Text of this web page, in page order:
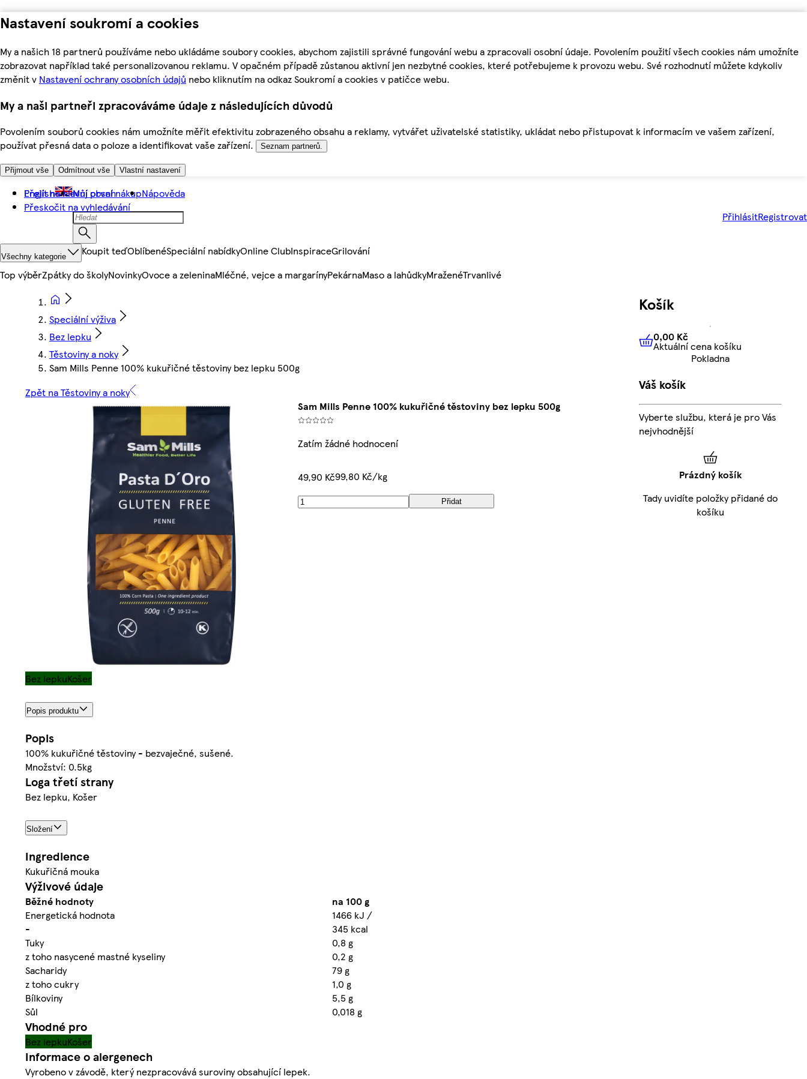
Nastavení soukromí a cookies
My a našich 18 partnerů používáme nebo ukládáme soubory cookies, abychom zajistili správné fungování webu a zpracovali osobní údaje. Povolením použití všech cookies nám umožníte
zobrazovat například také personalizovanou reklamu. V opačném případě zůstanou aktivní jen nezbytné cookies, které potřebujeme k provozu webu. Své rozhodnutí můžete kdykoliv
změnit v Nastavení ochrany osobních údajů nebo kliknutím na odkaz Soukromí a cookies v patičce webu.
My a naši partneři zpracováváme údaje z následujících důvodů
Povolením souborů cookies nám umožníte měřit efektivitu zobrazeného obsahu a reklamy, vytvářet uživatelské statistiky, ukládat nebo přistupovat k informacím ve vašem zařízení,
používat přesná data o poloze a identifikovat vaše zařízení.
Seznam partnerů.
Přijmout vše Odmítnout vše Vlastní nastavení
Přejít na hlavní obsah
Přeskočit na vyhledávání
English Můj první nákupNápověda
PřihlásitRegistrovat
Všechny kategorie Koupit teďOblíbenéSpeciální nabídkyOnline ClubInspiraceGrilování
Top výběrZpátky do školyNovinkyOvoce a zeleninaMléčné, vejce a margarínyPekárnaMaso a lahůdkyMraženéTrvanlivé
Speciální výživa
Bez lepku
Těstoviny a noky
Sam Mills Penne 100% kukuřičné těstoviny bez lepku 500g
Zpět na Těstoviny a noky
Sam Mills Penne 100% kukuřičné těstoviny bez lepku 500g
Zatím žádné hodnocení
49,90 Kč99,80 Kč/kg
Přidat
Bez lepkuKošer
Popis produktu
Popis
100% kukuřičné těstoviny - bezvaječné, sušené.
Množství: 0.5kg
Loga třetí strany
Bez lepku, Košer
Složení
Ingredience
Kukuřičná mouka
Výživové údaje
Běžné hodnoty
na 100 g
Energetická hodnota
1466 kJ /
-
345 kcal
Tuky
0,8 g
z toho nasycené mastné kyseliny
0,2 g
Sacharidy
79 g
z toho cukry
1,0 g
Bílkoviny
5,5 g
Sůl
0,018 g
Vhodné pro
Bez lepkuKošer
Informace o alergenech
Vyrobeno v závodě, který nezpracovává suroviny obsahující lepek.
Košík
0,00 KčAktuální cena košíku
0,00 Kč
Aktuální cena košíku
Pokladna
Váš košík
Vyberte službu, která je pro Vás
nejvhodnější
Prázdný košík
Tady uvidíte položky přidané do
košíku